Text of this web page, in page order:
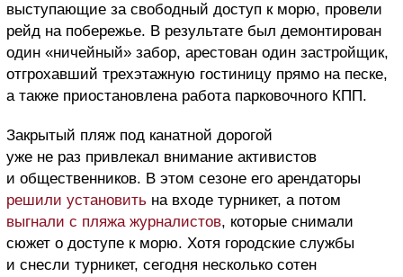
выступающие за свободный доступ к морю, провели
рейд на побережье. В результате был демонтирован
один «ничейный» забор, арестован один застройщик,
отгрохавший трехэтажную гостиницу прямо на песке,
а также приостановлена работа парковочного КПП.
Закрытый пляж под канатной дорогой
уже не раз привлекал внимание активистов
и общественников. В этом сезоне его арендаторы
решили установить на входе турникет, а потом
выгнали с пляжа журналистов, которые снимали
сюжет о доступе к морю. Хотя городские службы
и снесли турникет, сегодня несколько сотен